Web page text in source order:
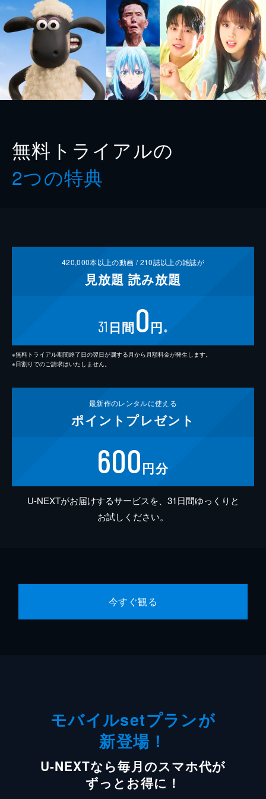
無料トライアルの
2つの特典
420,000本以上の動画 /210誌以上の雑誌が
見放題 読み放題
31 日間0円 ※
※無料トライアル期間終了日の翌日が属する月から月額料金が発生します。
※日割りでのご請求はいたしません。
最新作のレンタルに使える
ポイント プレゼント
600円分
U-NEXTがお届けするサービスを、31日間ゆっくりと
お試しください。
今すぐ観る
モバイルsetプランが
新登場！
U-NEXTなら毎月のスマホ代が
ずっとお得に！